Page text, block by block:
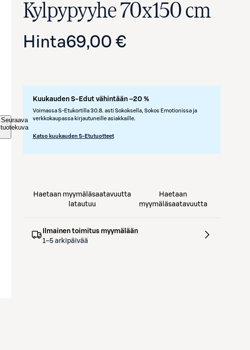
Seuraava
tuotekuva
Kylpypyyhe 70x150 cm
Hinta69,00 €
Kuukauden S-Edut vähintään –20 %
Voimassa S-Etukortilla 30.8. asti Sokoksella, Sokos Emotionissa ja
verkkokaupassa kirjautuneille asiakkaille.
Katso kuukauden S-Etutuotteet
Haetaan myymäläsaatavuutta
latautuu
Haetaan
myymäläsaatavuutta
Ilmainen toimitus myymälään
1–5 arkipäivää